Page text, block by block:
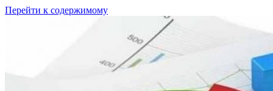
Перейти к содержимому